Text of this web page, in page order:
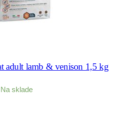
adult lamb & venison 1,5 kg
Na sklade